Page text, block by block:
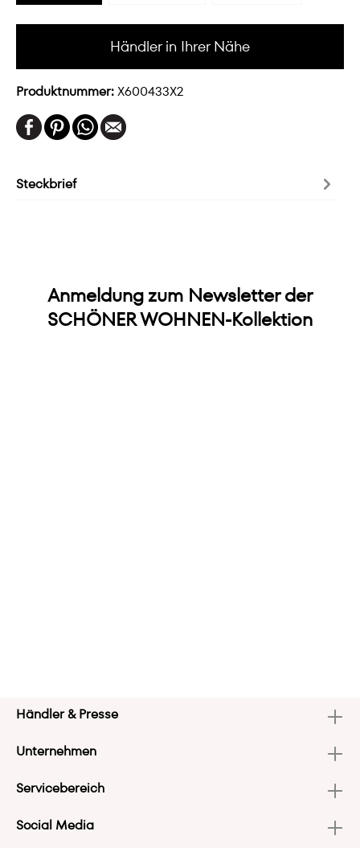
Händler in Ihrer Nähe
Produktnummer:X600433X2
Steckbrief
Anmeldung zum Newsletter der
SCHÖNER WOHNEN-Kollektion
Händler & Presse
Unternehmen
Servicebereich
Social Media